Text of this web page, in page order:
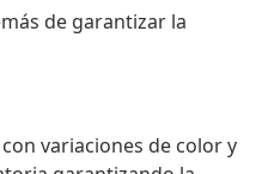
de garantizar la
variaciones de color y